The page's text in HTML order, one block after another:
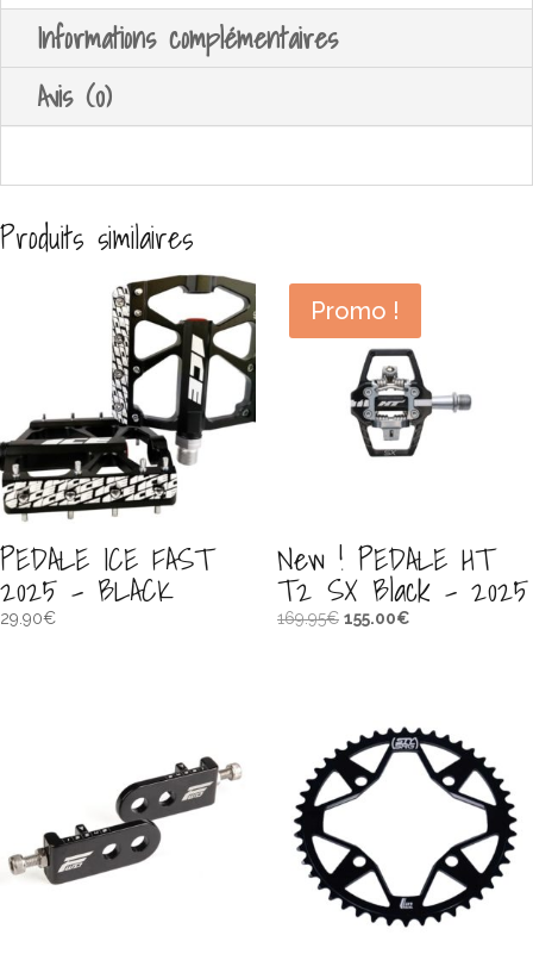
Informations complémentaires
Avis (0)
Produits similaires
PEDALE ICE FAST
2025 – BLACK
29.90€
Promo !
New ! PEDALE HT
T2 SX Black – 2025
169.95€ Le
169.95€.
155.00€Le
155.00€.